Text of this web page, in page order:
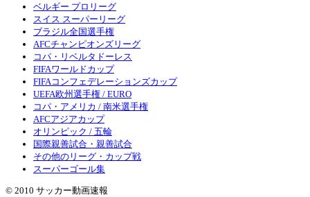
ベルギー プロリーグ
スイス スーパーリーグ
ブラジル全国選手権
AFCチャンピオンズリーグ
コパ・リベルタドーレス
FIFAワールドカップ
FIFAコンフェデレーションズカップ
UEFA欧州選手権 / EURO
コパ・アメリカ / 南米選手権
AFCアジアカップ
オリンピック / 五輪
国際親善試合・親善試合
その他のリーグ・カップ戦
スーパーゴール集
© 2010 サッカー動画速報